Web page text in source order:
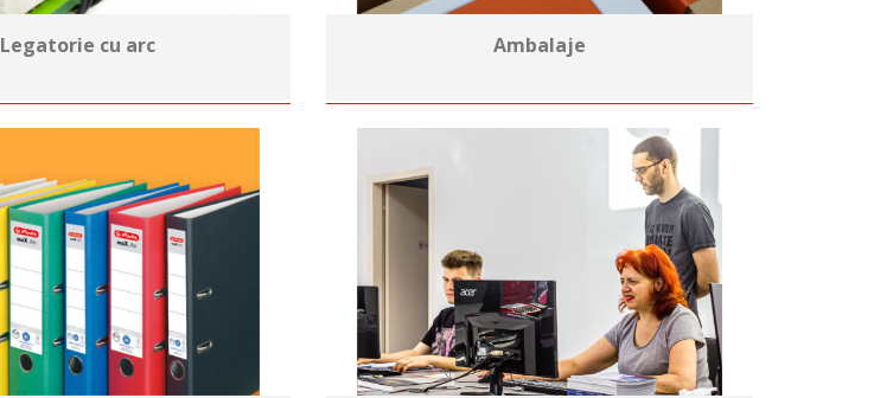
Legatorie cu arc Ambalaje